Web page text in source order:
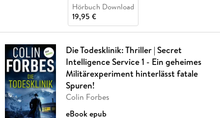
Hörbuch Download
19,95 €
Die Todesklinik: Thriller | Secret
Intelligence Service 1 - Ein geheimes
Militärexperiment hinterlässt fatale
Spuren!
Colin Forbes
eBook epub